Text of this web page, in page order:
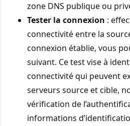
zone DNS publique ou
Tester la connexion :
connectivité entre la
connexion établie, vous
suivant. Ce test vise à
connectivité qui peuvent
serveurs source et cible,
vérification de
informations